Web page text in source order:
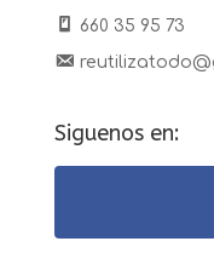
660 35 95 73
Siguenos en: